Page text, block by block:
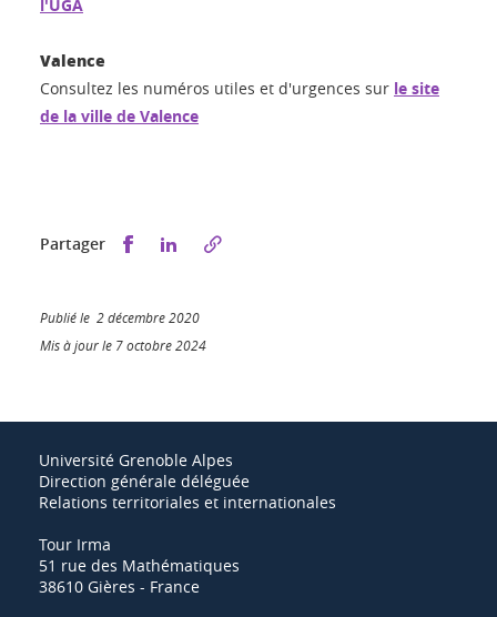
l'UGA
Valence
Consultez les numéros utiles et d'urgences sur le site
de la ville de Valence
Partager Partager sur Facebook
Partager sur LinkedIn
Publié le 2 décembre 2020
Mis à jour le 7 octobre 2024
Université Grenoble Alpes
Direction générale déléguée
Relations territoriales et internationales
Tour Irma
51 rue des Mathématiques
38610 Gières - France